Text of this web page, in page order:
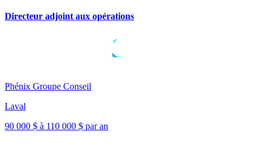
Directeur adjoint aux opérations
Phénix Groupe Conseil
Laval
90 000 $ à 110 000 $ par an